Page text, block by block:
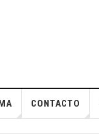
CONTACTO